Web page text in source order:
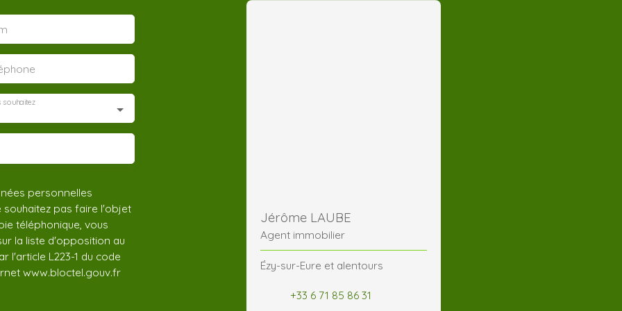
souhaitez
personnelles
souhaitez pas faire l'objet
téléphonique, vous
la liste d'opposition au
l'article L223-1 du code
www.bloctel.gouv.fr
Jérôme LAUBE
Agent immobilier
Ézy-sur-Eure et alentours
+33 6 71 85 86 31